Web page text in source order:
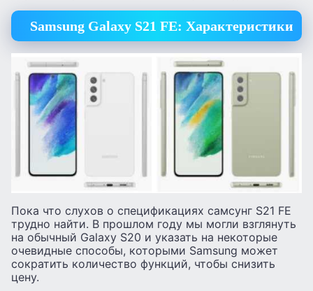
Samsung Galaxy S21 FE: Характеристики
Пока что слухов о спецификациях самсунг S21 FE
трудно найти. В прошлом году мы могли взглянуть
на обычный Galaxy S20 и указать на некоторые
очевидные способы, которыми Samsung может
сократить количество функций, чтобы снизить
цену.